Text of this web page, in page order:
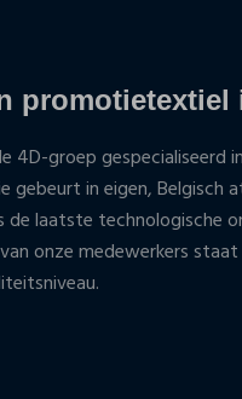
promotietextiel
4D-groep gespecialiseerd
gebeurt in eigen, Belgisch
laatste technologische
onze medewerkers